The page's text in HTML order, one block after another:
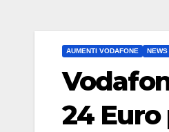
AUMENTI VODAFONE NEWS
24